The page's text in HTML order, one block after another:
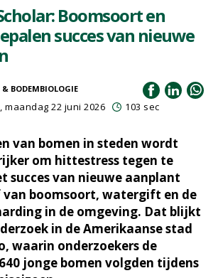
Boomsoort en
succes van nieuwe
& BODEMBIOLOGIE
, maandag 22 juni 2026 103 sec
van bomen in steden wordt
om hittestress tegen te
succes van nieuwe aanplant
boomsoort, watergift en de
in de omgeving. Dat blijkt
in de Amerikaanse stad
waarin onderzoekers de
jonge bomen volgden tijdens